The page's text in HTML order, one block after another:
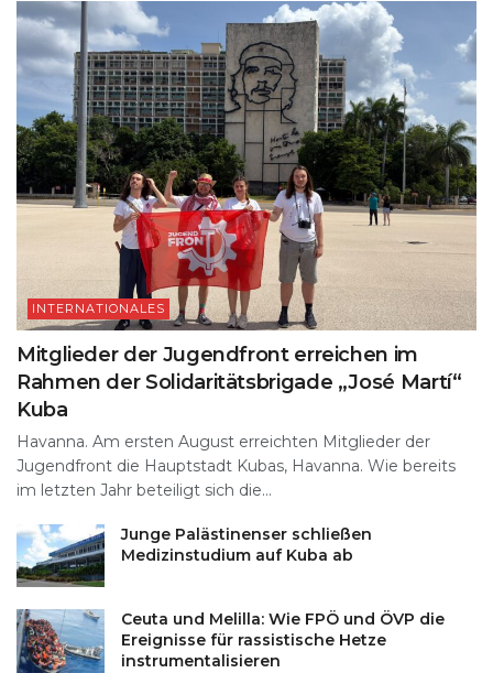
INTERNATIONALES
Mitglieder der Jugendfront erreichen im
Rahmen der Solidaritätsbrigade „José Martí“
Kuba
Havanna. Am ersten August erreichten Mitglieder der
Jugendfront die Hauptstadt Kubas, Havanna. Wie bereits
im letzten Jahr beteiligt sich die...
Junge Palästinenser schließen
Medizinstudium auf Kuba ab
Ceuta und Melilla: Wie FPÖ und ÖVP die
Ereignisse für rassistische Hetze
instrumentalisieren